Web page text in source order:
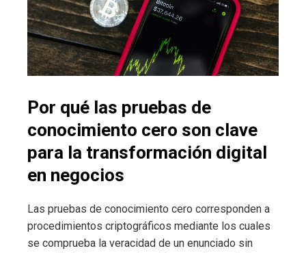
Por qué las pruebas de
conocimiento cero son clave
para la transformación digital
en negocios
Las pruebas de conocimiento cero corresponden a
procedimientos criptográficos mediante los cuales
se comprueba la veracidad de un enunciado sin